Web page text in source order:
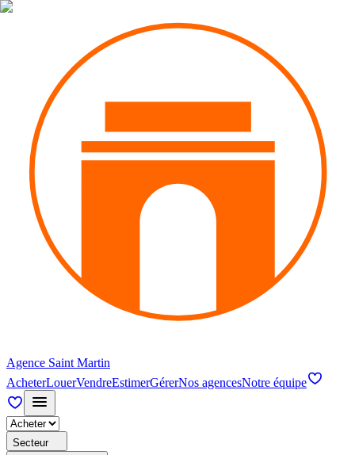
Agence Saint Martin
AcheterLouerVendreEstimerGérerNos agencesNotre équipe
Secteur